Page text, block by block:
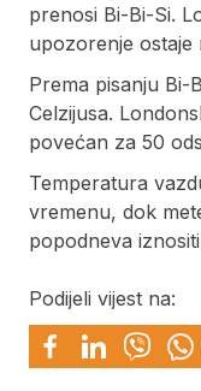
prenosi Bi-Bi-Si.
upozorenje ostaje
Prema pisanju Bi-
Celzijusa.
povećan za 50
Temperatura
vremenu, dok
popodneva
Podijeli vijest na: